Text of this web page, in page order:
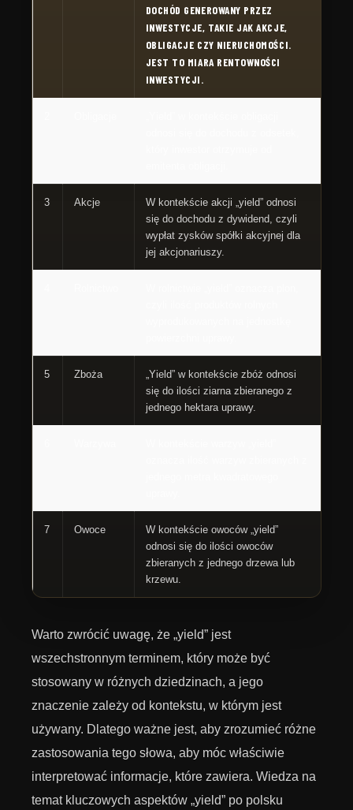
DOCHÓD GENEROWANY PRZEZ
INWESTYCJE, TAKIE JAK AKCJE,
OBLIGACJE CZY NIERUCHOMOŚCI.
JEST TO MIARA RENTOWNOŚCI
INWESTYCJI.
3 Akcje
W kontekście akcji „yield” odnosi
się do dochodu z dywidend, czyli
wypłat zysków spółki akcyjnej dla
jej akcjonariuszy.
5 Zboża
„Yield” w kontekście zbóż odnosi
się do ilości ziarna zbieranego z
jednego hektara uprawy.
7 Owoce
W kontekście owoców „yield”
odnosi się do ilości owoców
zbieranych z jednego drzewa lub
krzewu.
Warto zwrócić uwagę, że „yield” jest
wszechstronnym terminem, który może być
stosowany w różnych dziedzinach, a jego
znaczenie zależy od kontekstu, w którym jest
używany. Dlatego ważne jest, aby zrozumieć różne
zastosowania tego słowa, aby móc właściwie
interpretować informacje, które zawiera. Wiedza na
temat kluczowych aspektów „yield” po polsku